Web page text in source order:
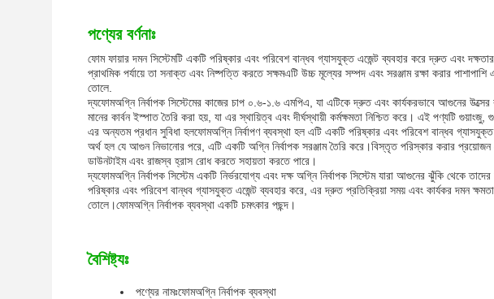
পণ্যের বর্ণনাঃ
ফোম ফায়ার দমন সিস্টেমটি একটি পরিষ্কার এবং পরিবেশ বান্ধব গ্যাসযুক্ত এজেন্ট ব্যবহার করে দ্রুত এবং
প্রাথমিক পর্যায়ে তা সনাক্ত এবং নিষ্পত্তি করতে সক্ষমএটি উচ্চ মূল্যের সম্পদ এবং সরঞ্জাম রক্ষা করার
তোলে.
দ্যফোমঅগ্নি নির্বাপক সিস্টেমের কাজের চাপ ০.৬-১.৬ এমপিএ, যা এটিকে দ্রুত এবং কার্যকরভাবে আগুনের
মানের কার্বন ইস্পাত তৈরি করা হয়, যা এর স্থায়িত্ব এবং দীর্ঘস্থায়ী কর্মক্ষমতা নিশ্চিত করে। এই পণ্যটি গুয়াংজু,
এর অন্যতম প্রধান সুবিধা হলফোমঅগ্নি নির্বাপণ ব্যবস্থা হল এটি একটি পরিষ্কার এবং পরিবেশ বান্ধব
অর্থ হল যে আগুন নিভানোর পরে, এটি একটি অগ্নি নির্বাপক সরঞ্জাম তৈরি করে।বিস্তৃত পরিস্কার করার
ডাউনটাইম এবং রাজস্ব হ্রাস রোধ করতে সহায়তা করতে পারে।
দ্যফোমঅগ্নি নির্বাপক সিস্টেম একটি নির্ভরযোগ্য এবং দক্ষ অগ্নি নির্বাপক সিস্টেম যারা আগুনের ঝুঁকি থেকে
পরিষ্কার এবং পরিবেশ বান্ধব গ্যাসযুক্ত এজেন্ট ব্যবহার করে, এর দ্রুত প্রতিক্রিয়া সময় এবং কার্যকর দমন
তোলে।ফোমঅগ্নি নির্বাপক ব্যবস্থা একটি চমৎকার পছন্দ।
বৈশিষ্ট্যঃ
পণ্যের নামঃফোমঅগ্নি নির্বাপক ব্যবস্থা